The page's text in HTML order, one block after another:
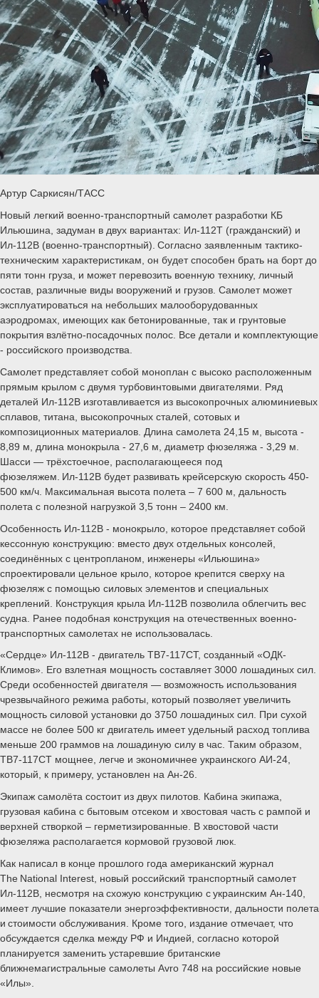
Артур Саркисян/ТАСС
Новый легкий военно-транспортный самолет разработки КБ
Ильюшина, задуман в двух вариантах: Ил-112Т (гражданский) и
Ил-112В (военно-транспортный). Согласно заявленным тактико-
техническим характеристикам, он будет способен брать на борт до
пяти тонн груза, и может перевозить военную технику, личный
состав, различные виды вооружений и грузов. Самолет может
эксплуатироваться на небольших малооборудованных
аэродромах, имеющих как бетонированные, так и грунтовые
покрытия взлётно-посадочных полос. Все детали и комплектующие
- российского производства.
Самолет представляет собой моноплан с высоко расположенным
прямым крылом с двумя турбовинтовыми двигателями. Ряд
деталей Ил-112В изготавливается из высокопрочных алюминиевых
сплавов, титана, высокопрочных сталей, сотовых и
композиционных материалов. Длина самолета 24,15 м, высота -
8,89 м, длина монокрыла - 27,6 м, диаметр фюзеляжа - 3,29 м.
Шасси — трёхстоечное, располагающееся под
фюзеляжем. Ил-112В будет развивать крейсерскую скорость 450-
500 км/ч. Максимальная высота полета – 7 600 м, дальность
полета с полезной нагрузкой 3,5 тонн – 2400 км.
Особенность Ил-112В - монокрыло, которое представляет собой
кессонную конструкцию: вместо двух отдельных консолей,
соединённых с центропланом, инженеры «Ильюшина»
спроектировали цельное крыло, которое крепится сверху на
фюзеляж с помощью силовых элементов и специальных
креплений. Конструкция крыла Ил-112В позволила облегчить вес
судна. Ранее подобная конструкция на отечественных военно-
транспортных самолетах не использовалась.
«Сердце» Ил-112В - двигатель ТВ7-117СТ, созданный «ОДК-
Климов». Его взлетная мощность составляет 3000 лошадиных сил.
Среди особенностей двигателя — возможность использования
чрезвычайного режима работы, который позволяет увеличить
мощность силовой установки до 3750 лошадиных сил. При сухой
массе не более 500 кг двигатель имеет удельный расход топлива
меньше 200 граммов на лошадиную силу в час. Таким образом,
ТВ7-117СТ мощнее, легче и экономичнее украинского АИ-24,
который, к примеру, установлен на Ан-26.
Экипаж самолёта состоит из двух пилотов. Кабина экипажа,
грузовая кабина с бытовым отсеком и хвостовая часть с рампой и
верхней створкой – герметизированные. В хвостовой части
фюзеляжа располагается кормовой грузовой люк.
Как написал в конце прошлого года американский журнал
The National Interest, новый российский транспортный самолет
Ил-112В, несмотря на схожую конструкцию с украинским Ан-140,
имеет лучшие показатели энергоэффективности, дальности полета
и стоимости обслуживания. Кроме того, издание отмечает, что
обсуждается сделка между РФ и Индией, согласно которой
планируется заменить устаревшие британские
ближнемагистральные самолеты Avro 748 на российские новые
«Илы».